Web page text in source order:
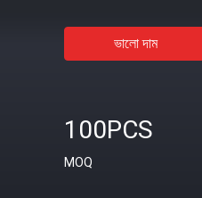
ভালো দাম
100PCS
MOQ